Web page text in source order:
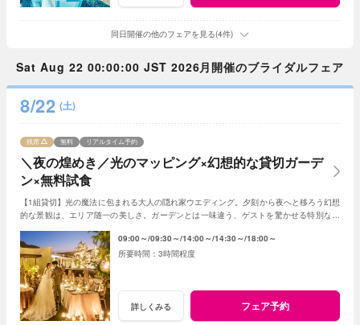
同日開催の他のフェアを見る(4件)
Sat Aug 22 00:00:00 JST 2026月開催のブライダルフェア
8/22 (土)
＼夜の煌めき／光のマッピング×幻想的な貸切ガーデ
ン×無料試食
残席 無料 リアルタイム予約
【1組貸切】光の魔法に包まれる大人の隠れ家ウエディング。夕刻から夜へと移ろう幻想
的な景観は、エリア随一の美しさ。ガーデンとは一味違う、ゲストを驚かせる特別な光
09:00～ 09:30～ 14:00～ 14:30～ 18:00～
3時間程度
詳しくみる フェア予約